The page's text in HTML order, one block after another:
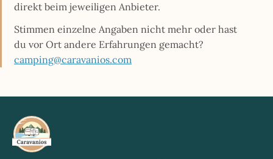
direkt beim jeweiligen Anbieter.
Stimmen einzelne Angaben nicht mehr oder hast
du vor Ort andere Erfahrungen gemacht?
camping@caravanios.com